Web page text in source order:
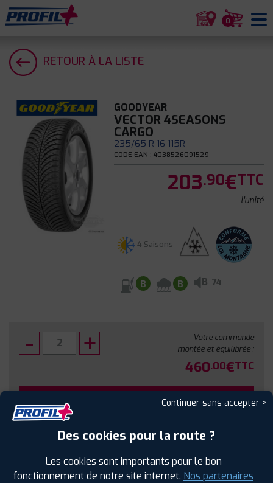
0
RETOUR À LA LISTE
GOODYEAR
VECTOR 4SEASONS
CARGO
235/65 R 16 115R
CODE EAN : 4038526091529
203.90€TTC
l'unité
4 Saisons
B B B 74
Votre commande
montée et équilibrée :
460.00€TTC
FAIRE INSTALLER CE PNEUContinuer sans accepter >
Des cookies pour la route ?
Les cookies sont importants pour le bon
fonctionnement de notre site internet. Nos partenaires